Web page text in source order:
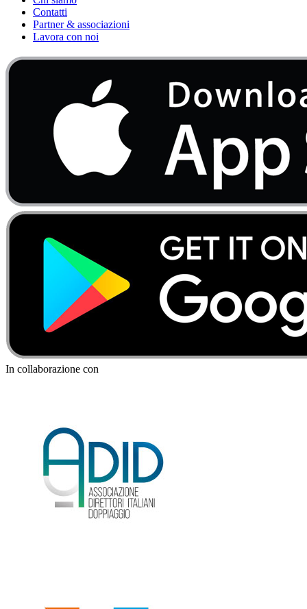
Contatti
Partner & associazioni
Lavora con noi
In collaborazione con